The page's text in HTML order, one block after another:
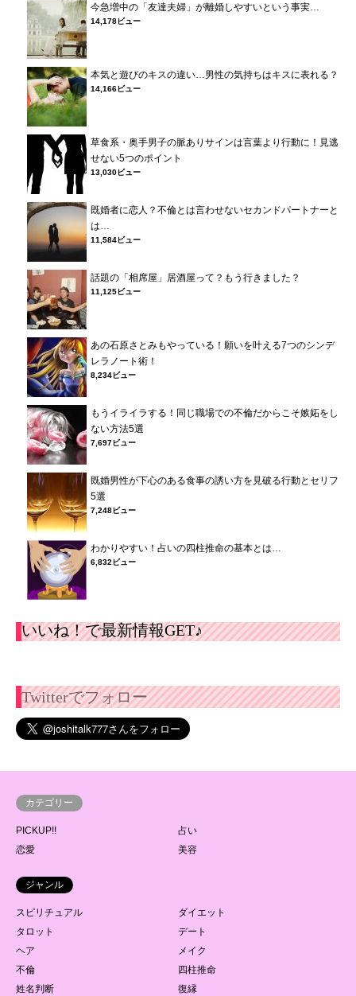
今急増中の「友達夫婦」が離婚しやすいという事実…
14,178ビュー
本気と遊びのキスの違い…男性の気持ちはキスに表れる？
14,166ビュー
草食系・奥手男子の脈ありサインは言葉より行動に！見逃
せない5つのポイント
13,030ビュー
既婚者に恋人？不倫とは言わせないセカンドパートナーと
は…
11,584ビュー
話題の「相席屋」居酒屋って？もう行きました？
11,125ビュー
あの石原さとみもやっている！願いを叶える7つのシンデ
レラノート術！
8,234ビュー
もうイライラする！同じ職場での不倫だからこそ嫉妬をし
ない方法5選
7,697ビュー
既婚男性が下心のある食事の誘い方を見破る行動とセリフ
5選
7,248ビュー
わかりやすい！占いの四柱推命の基本とは…
6,832ビュー
いいね！で最新情報GET♪
Twitterでフォロー
カテゴリー
PICKUP!!
占い
恋愛
美容
ジャンル
スピリチュアル
ダイエット
タロット
デート
ヘア
メイク
不倫
四柱推命
姓名判断
復縁